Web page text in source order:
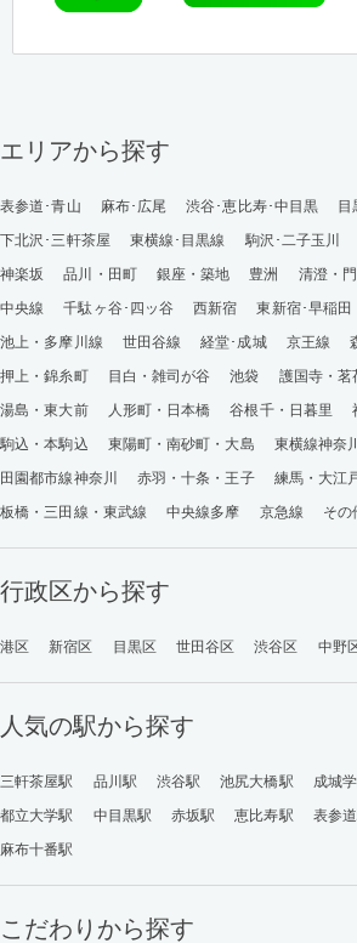
エリアから探す
表参道･青山 麻布･広尾 渋谷･恵比寿･中目黒
目
下北沢･三軒茶屋
東横線･目黒線 駒沢･二子玉川
神楽坂
品川・田町 銀座・築地 豊洲 清澄・
中央線
千駄ヶ谷･四ッ谷 西新宿 東新宿･早稲田
池上・多摩川線
世田谷線 経堂･成城 京王線
押上・錦糸町
目白・雑司が谷 池袋 護国寺・茗
湯島・東大前
人形町・日本橋 谷根千・日暮里
駒込・本駒込
東陽町・南砂町・大島 東横線神奈川
田園都市線神奈川
赤羽・十条・王子
練馬・大江
板橋・三田線・東武線
中央線多摩 京急線 その
行政区から探す
港区 新宿区 目黒区 世田谷区 渋谷区 中野
人気の駅から探す
三軒茶屋駅 品川駅 渋谷駅 池尻大橋駅 成城
都立大学駅
中目黒駅 赤坂駅 恵比寿駅 表参
麻布十番駅
こだわりから探す